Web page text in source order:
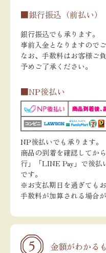
■銀行振込（前払い）
銀行振込でも承ります。
事前入金となりますので
なお、手数料はお客様ご
予めご了承ください。
■NP後払い
NP後払いでも承ります。
商品の到着を確認してか
行」「LINE Pay」で後払
です。
※お支払期日を過ぎても
手数料が加算される場合
金額がわかる